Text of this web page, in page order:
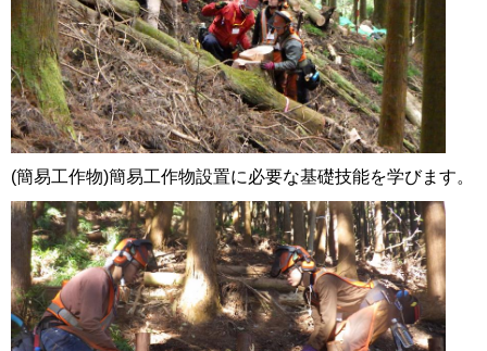
(簡易工作物)簡易工作物設置に必要な基礎技能を学びます。